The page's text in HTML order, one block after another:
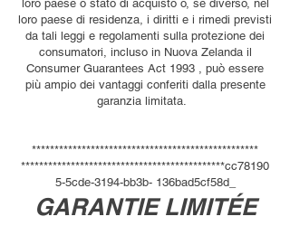
loro paese o stato di acquisto o, se diverso, nel
loro paese di residenza, i diritti e i rimedi previsti
da tali leggi e regolamenti sulla protezione dei
consumatori, incluso in Nuova Zelanda il
Consumer Guarantees Act 1993 , può essere
più ampio dei vantaggi conferiti dalla presente
garanzia limitata.
**************************************************
*********************************************cc78190
5-5cde-3194-bb3b- 136bad5cf58d_
GARANTIE LIMITÉE